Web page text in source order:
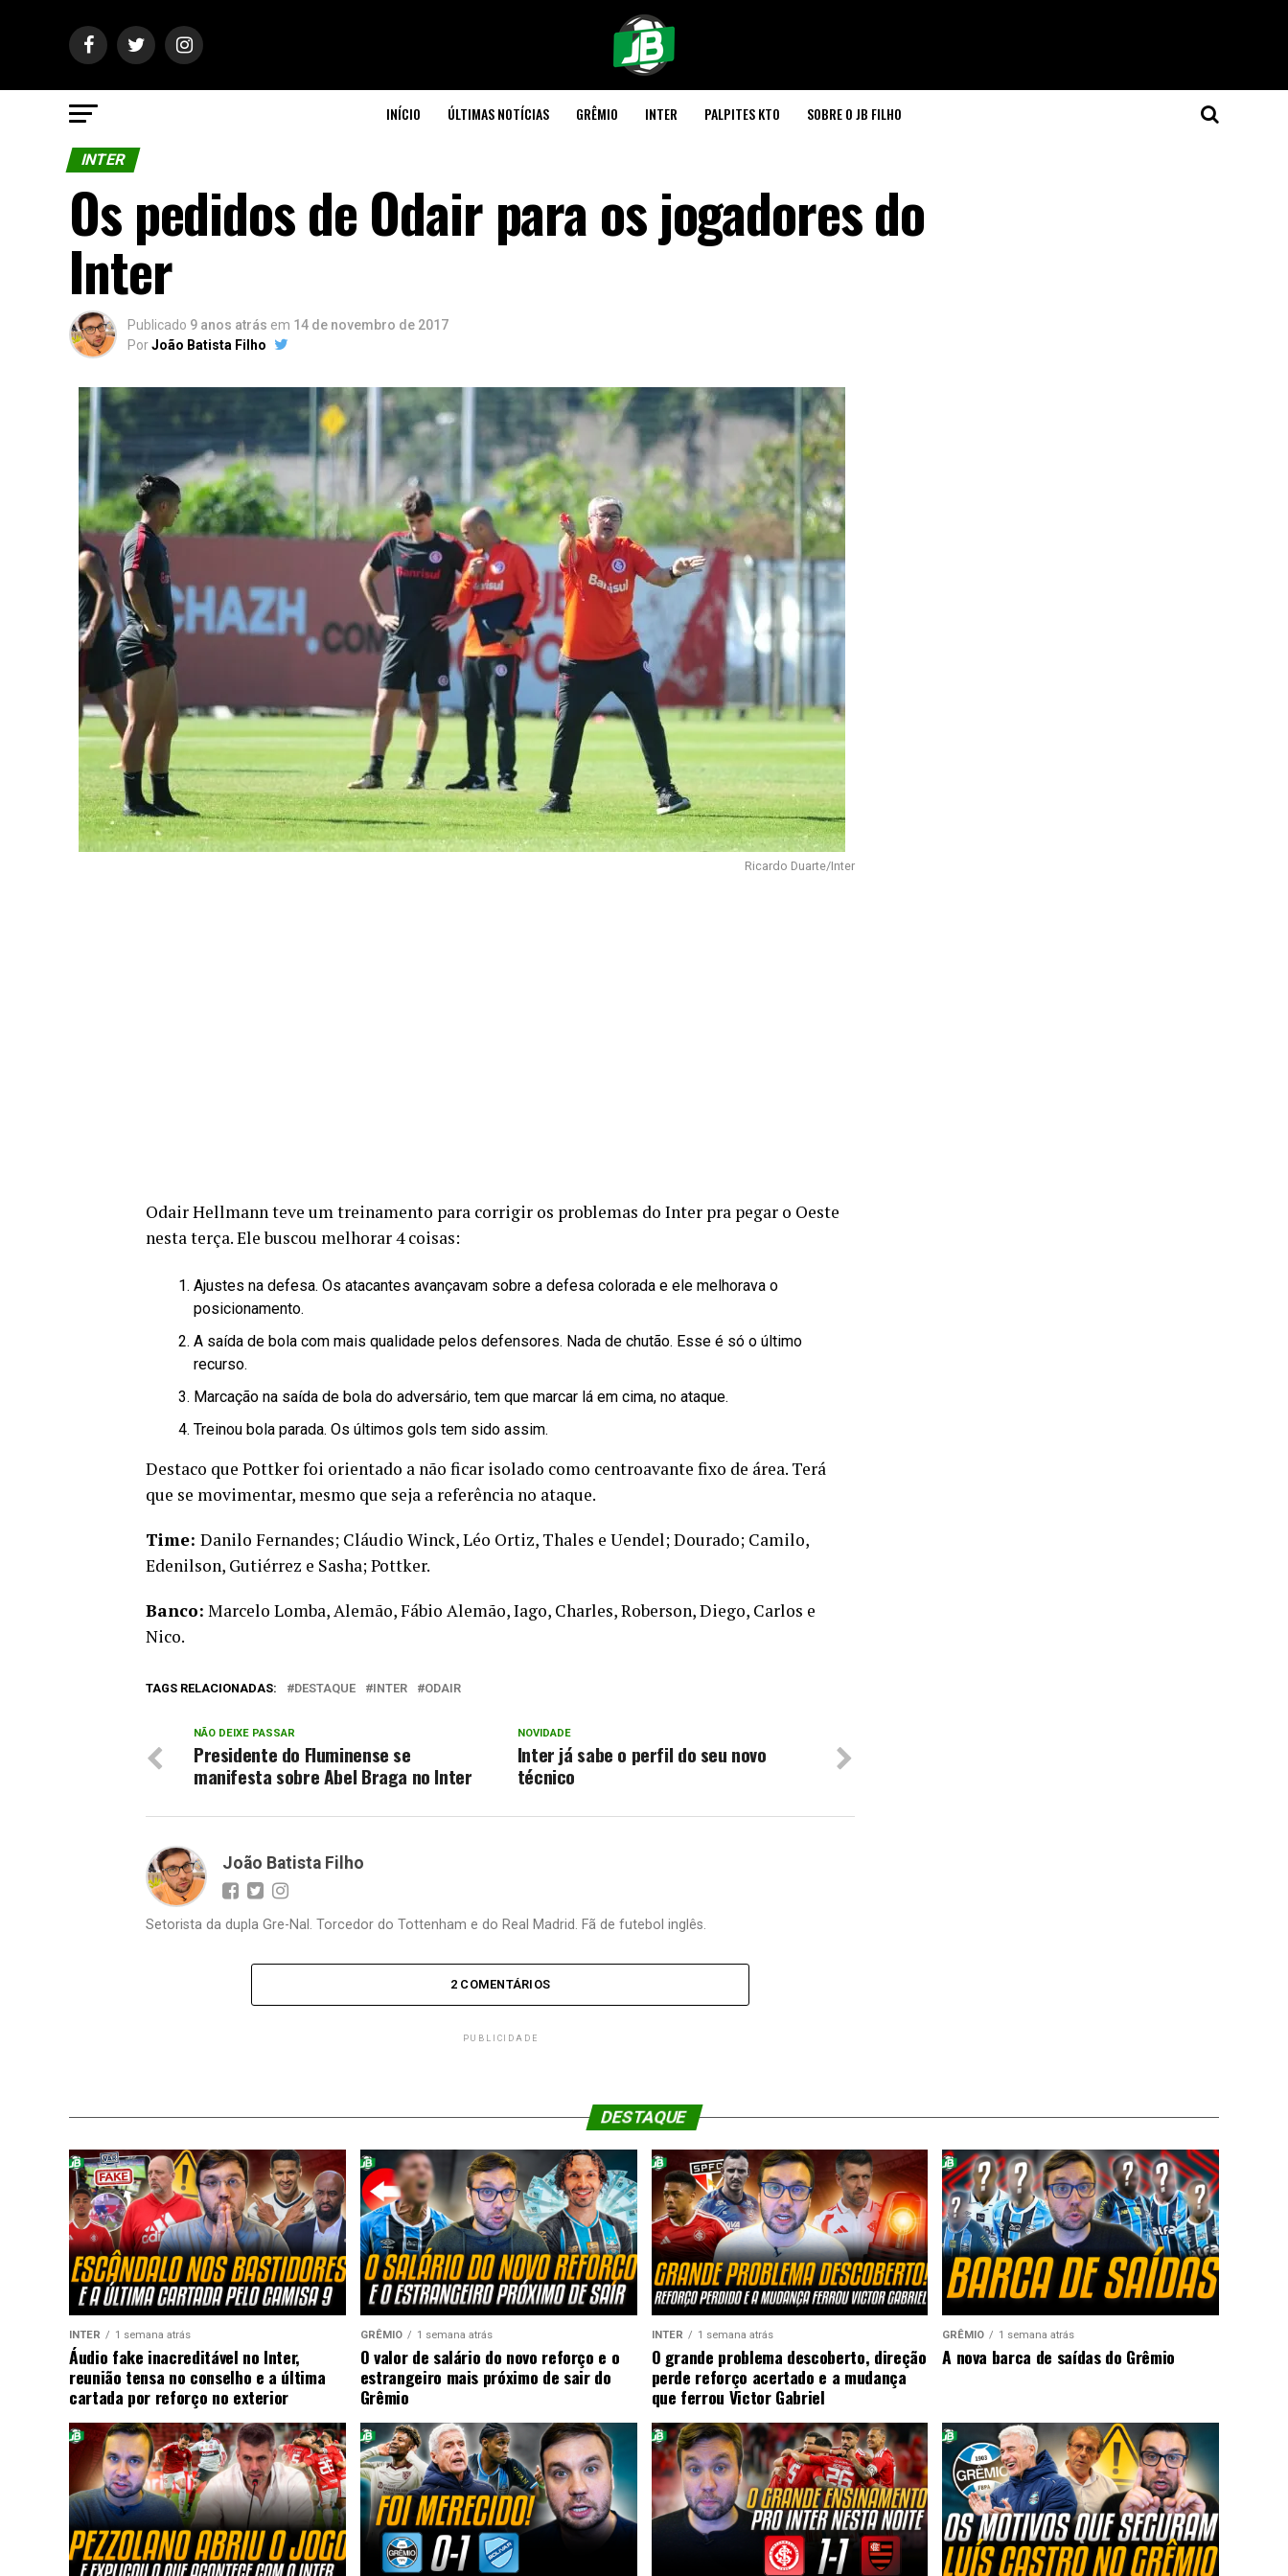
INÍCIO ÚLTIMAS NOTÍCIAS GRÊMIO INTER PALPITES KTO SOBRE O JB FILHO
INTER
Os pedidos de Odair para os jogadores do
Inter
Publicado 9 anos atrás em 14 de novembro de 2017
PorJoão Batista Filho
Ricardo Duarte/Inter
Odair Hellmann teve um treinamento para corrigir os problemas do Inter pra pegar o Oeste
nesta terça. Ele buscou melhorar 4 coisas:
Ajustes na defesa. Os atacantes avançavam sobre a defesa colorada e ele melhorava o
posicionamento.
A saída de bola com mais qualidade pelos defensores. Nada de chutão. Esse é só o último
recurso.
Marcação na saída de bola do adversário, tem que marcar lá em cima, no ataque.
Treinou bola parada. Os últimos gols tem sido assim.
Destaco que Pottker foi orientado a não ficar isolado como centroavante fixo de área. Terá
que se movimentar, mesmo que seja a referência no ataque.
Time: Danilo Fernandes; Cláudio Winck, Léo Ortiz, Thales e Uendel; Dourado; Camilo,
Edenilson, Gutiérrez e Sasha; Pottker.
Banco: Marcelo Lomba, Alemão, Fábio Alemão, Iago, Charles, Roberson, Diego, Carlos e
Nico.
TAGS RELACIONADAS: DESTAQUE INTER ODAIR
NOVIDADE
Inter já sabe o perfil do seu novo
técnico
NÃO DEIXE PASSAR
Presidente do Fluminense se
manifesta sobre Abel Braga no Inter
João Batista Filho
Setorista da dupla Gre-Nal. Torcedor do Tottenham e do Real Madrid. Fã de futebol inglês.
2 COMENTÁRIOS
PUBLICIDADE
DESTAQUE
INTER 1 semana atrás
Áudio fake inacreditável no Inter,
reunião tensa no conselho e a última
cartada por reforço no exterior
GRÊMIO 1 semana atrás
O valor de salário do novo reforço e o
estrangeiro mais próximo de sair do
Grêmio
INTER 1 semana atrás
O grande problema descoberto, direção
perde reforço acertado e a mudança
que ferrou Victor Gabriel
GRÊMIO 1 semana atrás
A nova barca de saídas do Grêmio